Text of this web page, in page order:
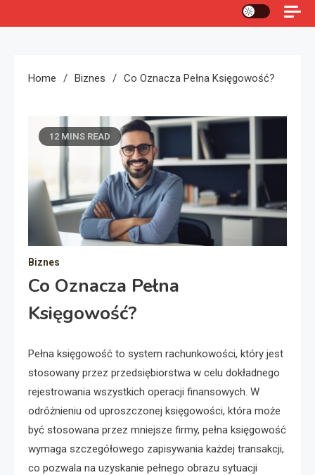
Home Biznes Co Oznacza Pełna Księgowość?
12 MINS READ
Biznes
Co Oznacza Pełna
Księgowość?
Pełna księgowość to system rachunkowości, który jest
stosowany przez przedsiębiorstwa w celu dokładnego
rejestrowania wszystkich operacji finansowych. W
odróżnieniu od uproszczonej księgowości, która może
być stosowana przez mniejsze firmy, pełna księgowość
wymaga szczegółowego zapisywania każdej transakcji,
co pozwala na uzyskanie pełnego obrazu sytuacji